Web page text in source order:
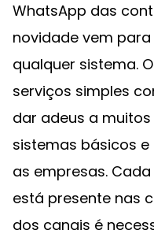
WhatsApp das
novidade vem
qualquer sistema.
serviços simples
dar adeus a
sistemas básicos
as empresas.
está presente nas
dos canais é